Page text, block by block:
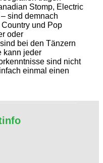
Stomp, Electric
sind demnach
und Pop
oder
bei den Tänzern
kann jeder
sind nicht
einmal einen